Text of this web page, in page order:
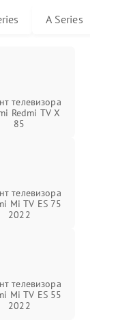
A Series
телевизора
Redmi TV X
85
телевизора
Mi TV ES 75
2022
телевизора
Mi TV ES 55
2022